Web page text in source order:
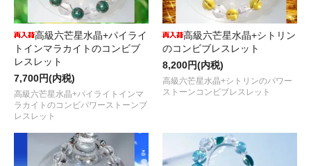
高級六芒星水晶+パイライ
トインマラカイトのコンビブ
レスレット
7,700円(内税)
高級六芒星水晶+パイライトインマ
ラカイトのコンビパワーストーンブ
レスレット
高級六芒星水晶+シトリン
のコンビブレスレット
8,200円(内税)
高級六芒星水晶+シトリンのパワー
ストーンコンビブレスレット